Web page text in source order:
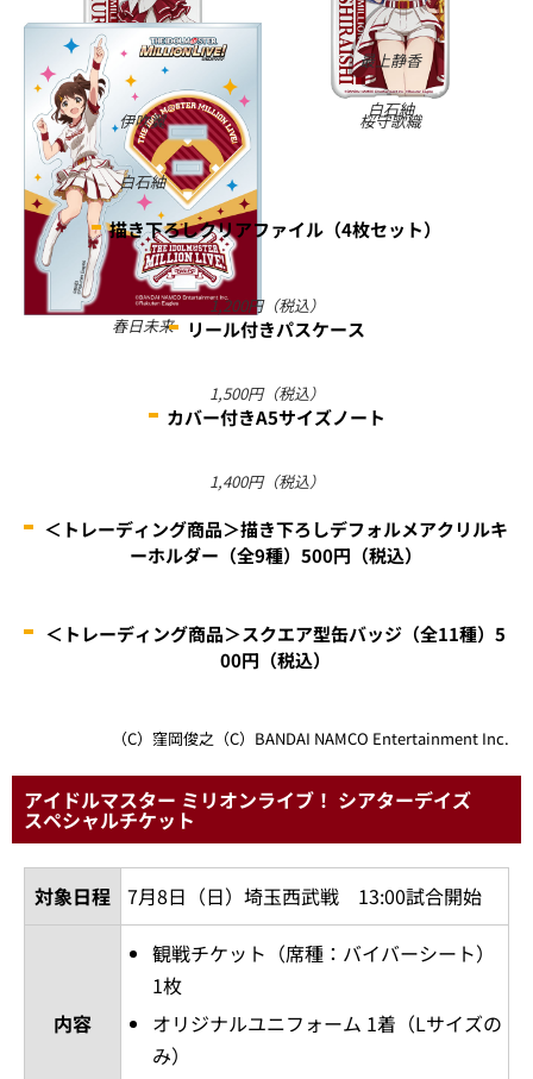
最上静香 伊吹翼
桜守歌織 白石紬
春日未来 最上静香
桜守歌織
白石紬
描き下ろしクリアファイル（4枚セット）
1,200円（税込）
リール付きパスケース
1,500円（税込）
カバー付きA5サイズノート
1,400円（税込）
＜トレーディング商品＞描き下ろしデフォルメアクリルキ
ーホルダー（全9種）500円（税込）
＜トレーディング商品＞スクエア型缶バッジ（全11種）5
00円（税込）
（C）窪岡俊之（C）BANDAI NAMCO Entertainment Inc.
アイドルマスター ミリオンライブ！ シアターデイズ
スペシャルチケット
対象日程 7月8日（日）埼玉西武戦 13:00試合開始
内容
観戦チケット（席種：バイバーシート）
1枚
オリジナルユニフォーム 1着（Lサイズの
み）